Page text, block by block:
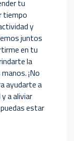
tu
tiempo
y
juntos
en tu
la
¡No
ayudarte a
a aliviar
estar